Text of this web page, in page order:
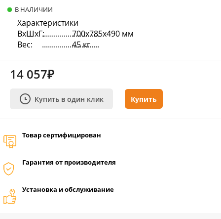
В НАЛИЧИИ
Характеристики
ВхШхГ:
700х785х490 мм
Вес:
45 кг
14 057₽
Купить в один клик Купить
Товар сертифицирован
Гарантия от производителя
Установка и обслуживание